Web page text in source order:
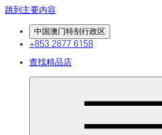
跳到主要内容
中国澳门特别行政区
+853 2877 6158
查找精品店